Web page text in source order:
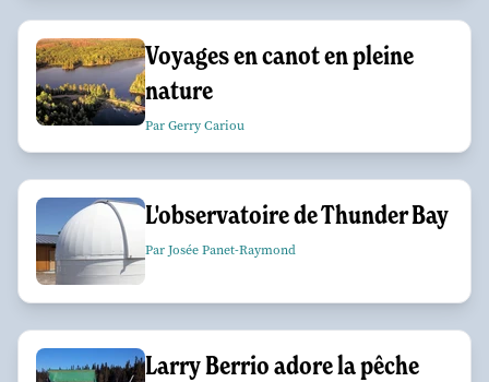
Voyages en canot en pleine
nature
Par Gerry Cariou
L'observatoire de Thunder Bay
Par Josée Panet-Raymond
Larry Berrio adore la pêche